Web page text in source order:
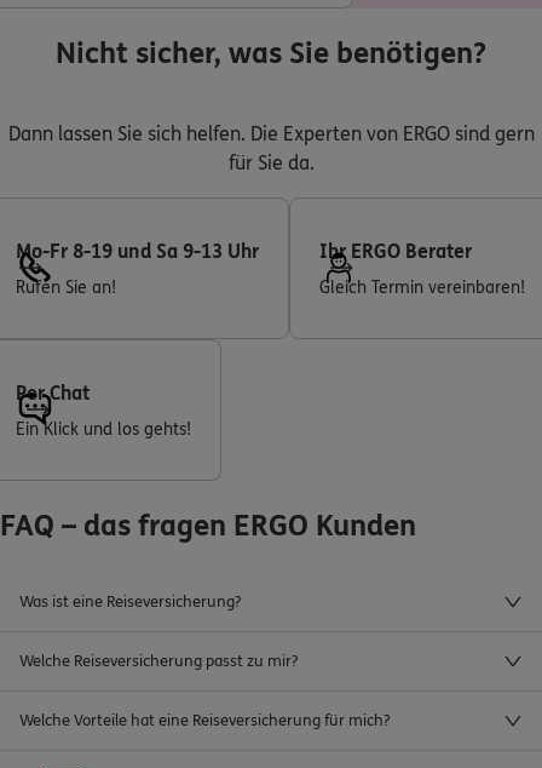
Nicht sicher, was Sie benötigen?
Dann lassen Sie sich helfen. Die Experten von ERGO sind gern
für Sie da.
Mo-Fr 8-19 und Sa 9-13 Uhr
Rufen Sie an!
Ihr ERGO Berater
Gleich Termin vereinbaren!
Per Chat
Ein Klick und los gehts!
FAQ – das fragen ERGO Kunden
Was ist eine Reiseversicherung?
Welche Reiseversicherung passt zu mir?
Welche Vorteile hat eine Reiseversicherung für mich?